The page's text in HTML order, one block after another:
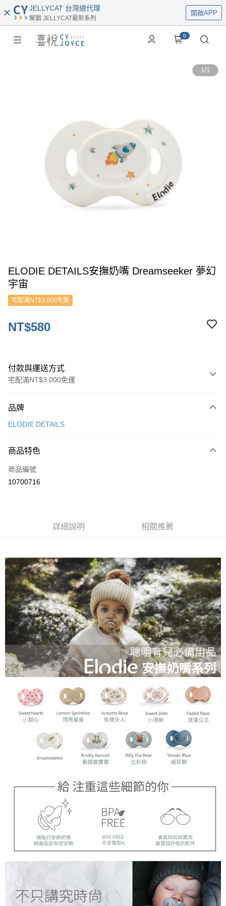
JELLYCAT 台灣總代理
解鎖 JELLYCAT最新系列
開啟APP
0
1/1
ELODIE DETAILS安撫奶嘴 Dreamseeker 夢幻
宇宙
宅配滿NT$3,000免運
NT$580
付款與運送方式
宅配滿NT$3,000免運
信用卡一次付款
運送方式
付款後全家取貨
宅配 (離島)
每筆NT$280
品牌
ELODIE DETAILS
商品特色
商品編號
10700716
詳細說明 相關推薦